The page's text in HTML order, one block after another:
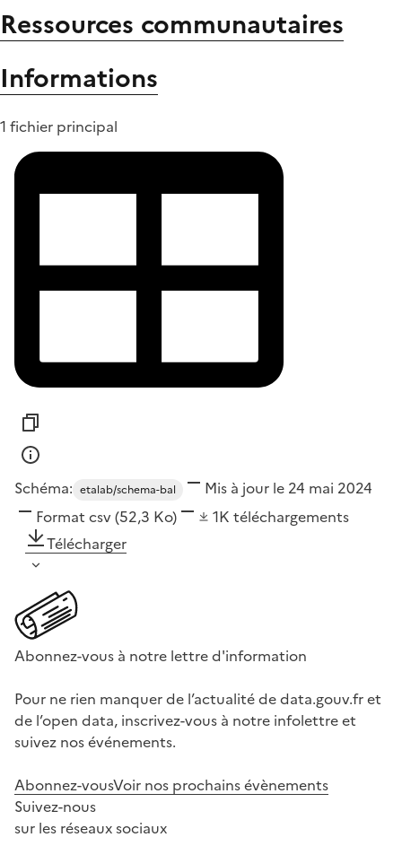
Ressources communautaires
Informations
1 fichier principal
Schéma: etalab/schema-bal
Mis à jour le 24 mai 2024
Format csv(52,3 Ko) 1K téléchargements
Télécharger
Abonnez-vous à notre lettre d'information
Pour ne rien manquer de l’actualité de data.gouv.fr et
de l’open data, inscrivez-vous à notre infolettre et
suivez nos événements.
Abonnez-vousVoir nos prochains évènements
Suivez-nous
sur les réseaux sociaux